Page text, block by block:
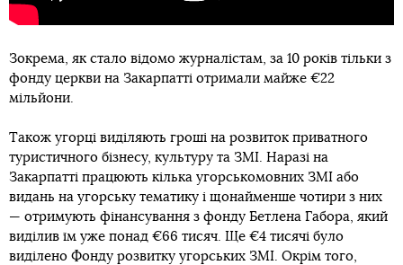
Зокрема, як стало відомо журналістам, за 10 років тільки з
фонду церкви на Закарпатті отримали майже €22
мільйони.
Також угорці виділяють гроші на розвиток приватного
туристичного бізнесу, культуру та ЗМІ. Наразі на
Закарпатті працюють кілька угорськомовних ЗМІ або
видань на угорську тематику і щонайменше чотири з них
— отримують фінансування з фонду Бетлена Габора, який
виділив їм уже понад €66 тисяч. Ще €4 тисячі було
виділено Фонду розвитку угорських ЗМІ. Окрім того,